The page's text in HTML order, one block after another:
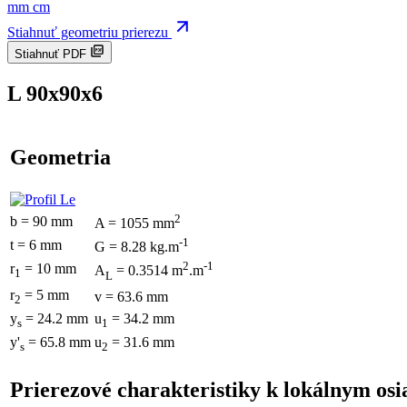
mm cm
Stiahnuť geometriu prierezu
Stiahnuť PDF
L 90x90x6
Geometria
b = 90 mm A = 1055 mm2
t = 6 mm G = 8.28 kg.m-1
r1 = 10 mm AL = 0.3514 m2.m-1
r2 = 5 mm
v = 63.6 mm
ys = 24.2 mm u1 = 34.2 mm
y's = 65.8 mm u2 = 31.6 mm
Prierezové charakteristiky k lokálnym